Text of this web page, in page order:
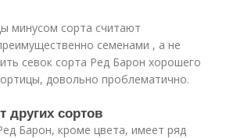
минусом сорта считают
семенами , а не
севок сорта Ред Барон хорошего
довольно проблематично.
других сортов
Барон, кроме цвета, имеет ряд